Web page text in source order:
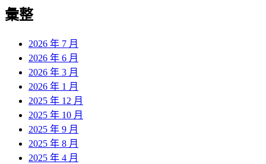
彙整
2026 年 7 月
2026 年 6 月
2026 年 3 月
2026 年 1 月
2025 年 12 月
2025 年 10 月
2025 年 9 月
2025 年 8 月
2025 年 4 月